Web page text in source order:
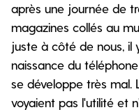
après une journée de
magazines collés au
juste à côté de nous, il
naissance du
se développe très mal.
voyaient pas l'utilité et